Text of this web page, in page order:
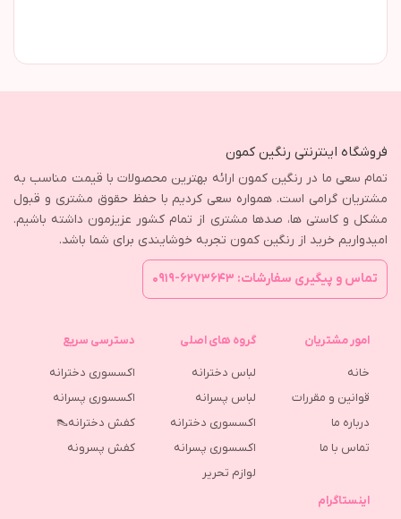
فروشگاه اینترنتی رنگین کمون
تمام سعی ما در رنگین کمون ارائه بهترین محصولات با قیمت مناسب به
مشتریان گرامی است. همواره سعی کردیم با حفظ حقوق مشتری و قبول
مشکل و کاستی ها، صدها مشتری از تمام کشور عزیزمون داشته باشیم.
امیدواریم خرید از رنگین کمون تجربه خوشایندی برای شما باشد.
تماس و پیگیری سفارشات: ۶۲۷۳۶۴۳-۰۹۱۹
امور مشتریان
خانه
قوانین و مقررات
درباره ما
تماس با ما
گروه های اصلی
لباس دخترانه
لباس پسرانه
اکسسوری دخترانه
اکسسوری پسرانه
لوازم تحریر
دسترسی سریع
اکسسوری دخترانه
اکسسوری پسرانه
کفش دخترانه👠
كفش پسرونه
اینستاگرام